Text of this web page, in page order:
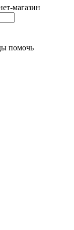
магазин
помочь